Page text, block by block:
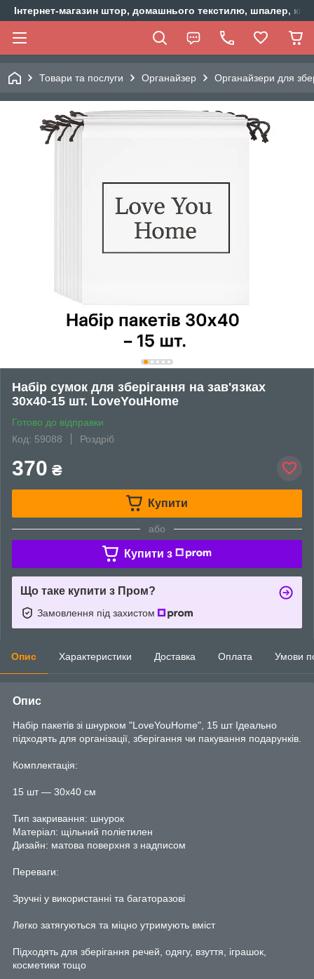
Інтернет-магазин штор, домашнього текстилю, шпалер,
Товари та послуги Органайзер Органайзери для
Набір сумок для зберігання на зав'язках
30х40-15 шт. LoveYouHome
Готово до відправки
Код: 59088
Роздріб
370 ₴
Купити
або
Купити з
Що таке купити з Пром?
Замовлення під захистом
Опис Характеристики Доставка Оплата Умови
Опис
Набір пакетів зі шнурком "LoveYouHome", 15 шт Ідеально
підходять для організації, зберігання чи пакування подарунків.
Комплектація:
15 шт — 30х40 см
Тип закривання: шнурок
Матеріал: щільний поліетилен
Дизайн: матова поверхня з надписом
Переваги:
Зручні у використанні та багаторазові
Легко затягуються та міцно утримують вміст
Підходять для зберігання речей, одягу, взуття, іграшок,
косметики тощо